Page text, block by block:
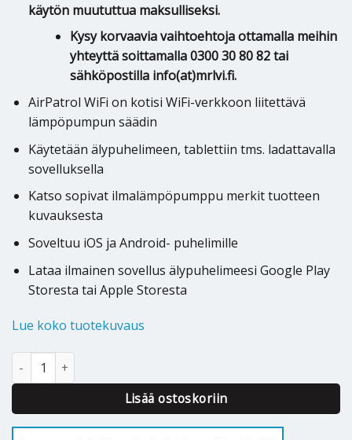
käytön muututtua maksulliseksi.
Kysy korvaavia vaihtoehtoja ottamalla meihin
yhteyttä soittamalla 0300 30 80 82 tai
sähköpostilla info(at)mrlvi.fi.
AirPatrol WiFi on kotisi WiFi-verkkoon liitettävä
lämpöpumpun säädin
Käytetään älypuhelimeen, tablettiin tms. ladattavalla
sovelluksella
Katso sopivat ilmalämpöpumppu merkit tuotteen
kuvauksesta
Soveltuu iOS ja Android- puhelimille
Lataa ilmainen sovellus älypuhelimeesi Google Play
Storesta tai Apple Storesta
Lue koko tuotekuvaus
Ilmalämpöpumpun etäohjain AirPatrol WiFi määrä
Lisää ostoskoriin
Alternative: